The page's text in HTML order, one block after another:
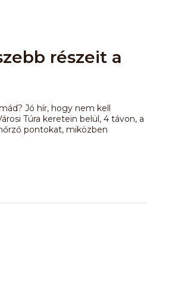
részeit a
Jó hír, hogy nem kell
Túra keretein belül, 4 távon, a
pontokat, miközben